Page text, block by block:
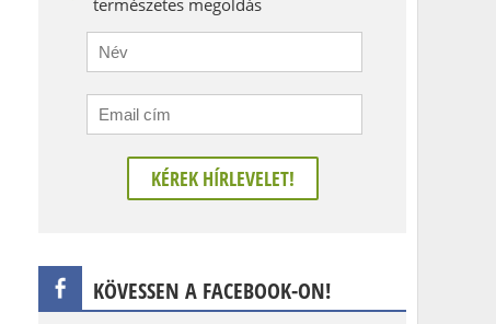
természetes megoldás
KÖVESSEN A FACEBOOK-ON!